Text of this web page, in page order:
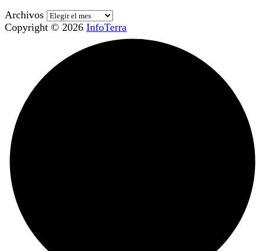
Archivos
Copyright © 2026 InfoTerra